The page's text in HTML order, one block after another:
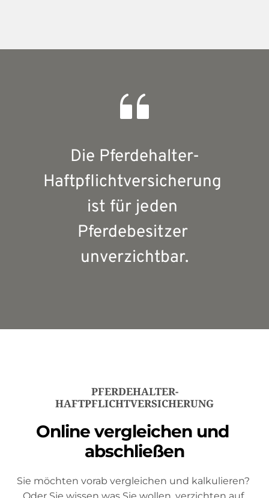
Die Pferdehalter-
Haftpflichtversicherung
ist für jeden
Pferdebesitzer
unverzichtbar.
PFERDEHALTER-
HAFTPFLICHTVERSICHERUNG
Online vergleichen und
abschließen
Sie möchten vorab vergleichen und kalkulieren?